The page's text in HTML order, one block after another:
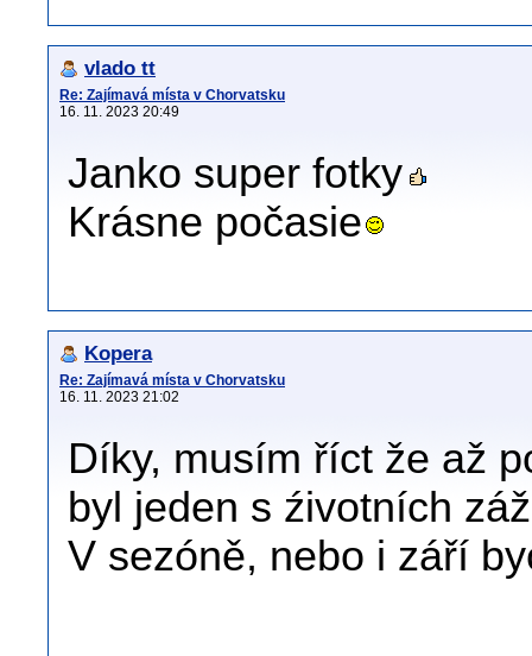
vlado tt
Re: Zajímavá místa v Chorvatsku
16. 11. 2023 20:49
Janko super fotky
Krásne počasie
Kopera
Re: Zajímavá místa v Chorvatsku
16. 11. 2023 21:02
Díky, musím říct že až
byl jeden s źivotních
V sezóně, nebo i září